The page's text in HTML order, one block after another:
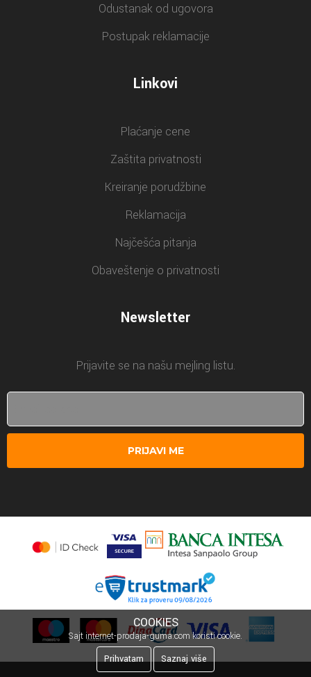
Odustanak od ugovora
Postupak reklamacije
Linkovi
Plaćanje cene
Zaštita privatnosti
Kreiranje porudžbine
Reklamacija
Najčešća pitanja
Obaveštenje o privatnosti
Newsletter
Prijavite se na našu mejling listu.
PRIJAVI ME
COOKIES
Sajt internet-prodaja-guma.com koristi cookie.
Prihvatam
Saznaj više